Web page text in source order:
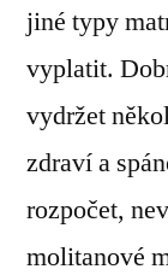
jiné typy
vyplatit.
vydržet
zdraví a
rozpočet,
molitanové